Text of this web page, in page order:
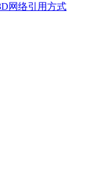
网络引用方式